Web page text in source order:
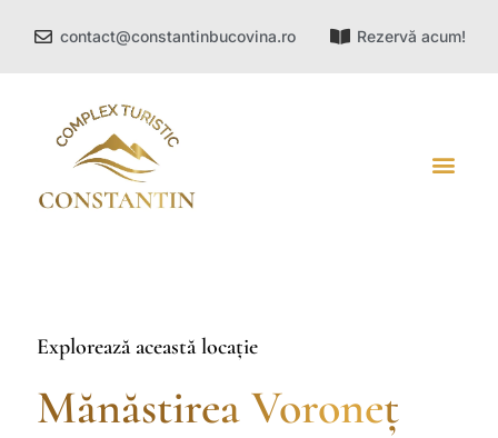
contact@constantinbucovina.ro Rezervă acum!
Explorează această locație
Mănăstirea Voroneț